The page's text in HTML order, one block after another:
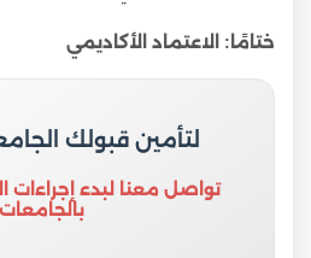
ختامًا: الاعتماد الأكاديمي
لتأمين قبولك
تواصل معنا لبدء إجراءات
بالجامعات